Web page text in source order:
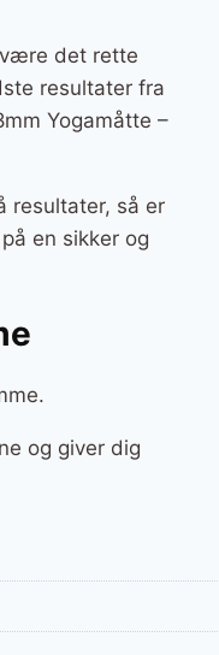
det rette
resultater fra
Yogamåtte –
resultater, så er
en sikker og
og giver dig